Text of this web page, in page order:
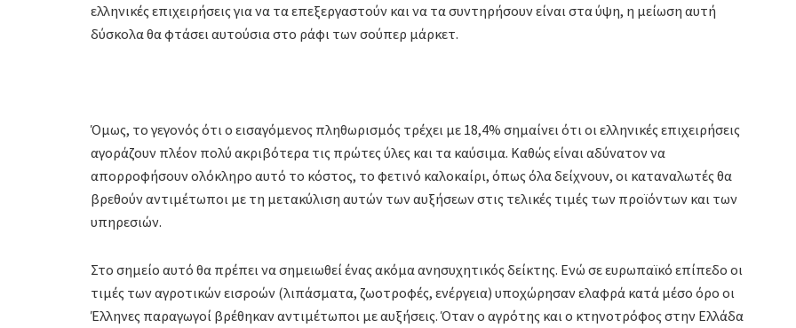
ελληνικές επιχειρήσεις για να τα επεξεργαστούν και να τα συντηρήσουν είναι στα ύψη, η μείωση αυτή
δύσκολα θα φτάσει αυτούσια στο ράφι των σούπερ μάρκετ.
Όμως, το γεγονός ότι ο εισαγόμενος πληθωρισμός τρέχει με 18,4% σημαίνει ότι οι ελληνικές επιχειρήσεις
αγοράζουν πλέον πολύ ακριβότερα τις πρώτες ύλες και τα καύσιμα. Καθώς είναι αδύνατον να
απορροφήσουν ολόκληρο αυτό το κόστος, το φετινό καλοκαίρι, όπως όλα δείχνουν, οι καταναλωτές θα
βρεθούν αντιμέτωποι με τη μετακύλιση αυτών των αυξήσεων στις τελικές τιμές των προϊόντων και των
υπηρεσιών.
Στο σημείο αυτό θα πρέπει να σημειωθεί ένας ακόμα ανησυχητικός δείκτης. Ενώ σε ευρωπαϊκό επίπεδο οι
τιμές των αγροτικών εισροών (λιπάσματα, ζωοτροφές, ενέργεια) υποχώρησαν ελαφρά κατά μέσο όρο οι
Έλληνες παραγωγοί βρέθηκαν αντιμέτωποι με αυξήσεις. Όταν ο αγρότης και ο κτηνοτρόφος στην Ελλάδα